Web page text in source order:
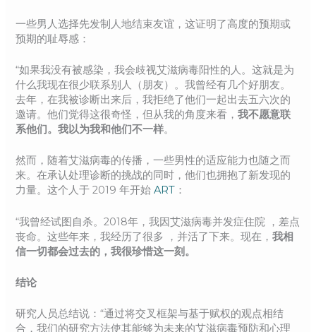
一些男人选择先发制人地结束友谊，这证明了高度的预期或
预期的耻辱感：
“如果我没有被感染，我会歧视艾滋病毒阳性的人。这就是为
什么我现在很少联系别人（朋友）。我曾经有几个好朋友。
去年，在我被诊断出来后，我拒绝了他们一起出去五六次的
邀请。他们觉得这很奇怪，但从我的角度来看，我不愿意联
系他们。我以为我和他们不一样。
然而，随着艾滋病毒的传播，一些男性的适应能力也随之而
来。在承认处理诊断的挑战的同时，他们也拥抱了新发现的
力量。这个人于 2019 年开始ART ：
“我曾经试图自杀。2018年，我因艾滋病毒并发症住院 ，差点
丧命。这些年来，我经历了很多 ，并活了下来。现在，我相
信一切都会过去的，我很珍惜这一刻。
结论
研究人员总结说：“通过将交叉框架与基于赋权的观点相结
合，我们的研究方法使其能够为未来的艾滋病毒预防和心理